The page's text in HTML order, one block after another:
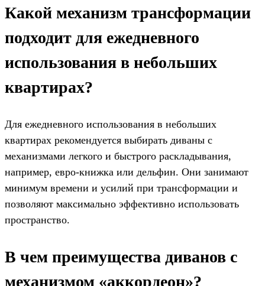
Какой механизм трансформации
подходит для ежедневного
использования в небольших
квартирах?
Для ежедневного использования в небольших
квартирах рекомендуется выбирать диваны с
механизмами легкого и быстрого раскладывания,
например, евро-книжка или дельфин. Они занимают
минимум времени и усилий при трансформации и
позволяют максимально эффективно использовать
пространство.
В чем преимущества диванов с
механизмом «аккордеон»?